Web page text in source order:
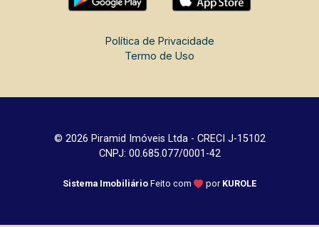
Política de Privacidade
Termo de Uso
© 2026 Piramid Imóveis Ltda - CRECI J-15102
CNPJ: 00.685.077/0001-42
Sistema Imobiliário Feito com por KUROLE